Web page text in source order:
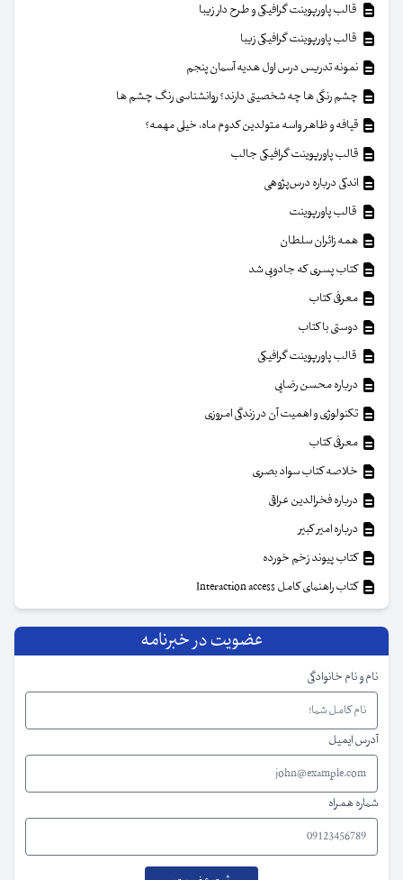
قالب پاورپوینت گرافیکی و طرح دار زیبا
قالب پاورپوینت گرافیکی زیبا
نمونه تدریس درس اول هدیه آسمان پنجم
چشم رنگی ها چه شخصیتی دارند؟ روانشناسی رنگ چشم ها
قیافه و ظاهر واسه متولدین کدوم ماه، خیلی مهمه؟
قالب پاورپوینت گرافیکی جالب
اندکی درباره درس‌پژوهی
قالب پاورپوینت
همه زائران سلطان
کتاب پسری که جادویی شد
معرفی کتاب
دوستی با کتاب
قالب پاورپوینت گرافیکی
درباره محسن رضایی
تکنولوژی و اهمیت آن در زندگی امروزی
معرفی کتاب
خلاصه کتاب سواد بصری
درباره فخرالدین عراقی
درباره امیر کبیر
کتاب پیوند زخم خورده
کتاب راهنمای کامل Interaction access
عضویت در خبرنامه
نام و نام خانوادگی
آدرس ایمیل
شماره همراه